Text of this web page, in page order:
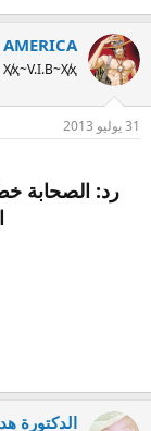
AMERICA
Ҳ̸ҳ~V.I.B~Ҳ̸ҳ
31 يوليو 2013
رد: الصحابة
الدكتورة